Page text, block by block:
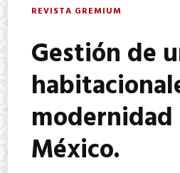
REVISTA GREMIUM
Gestión de
modernidad
México.